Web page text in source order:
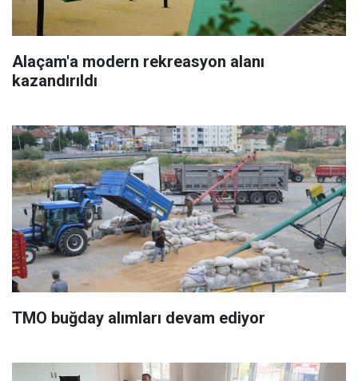
Alaçam'a modern rekreasyon alanı
kazandırıldı
TMO buğday alımları devam ediyor